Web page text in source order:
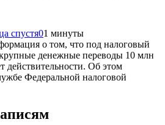
спустя01 минуты
о том, что под налоговый
денежные переводы 10 млн
действительности. Об этом
Федеральной налоговой